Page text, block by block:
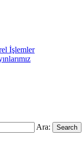
İşlemler
Ara: Search